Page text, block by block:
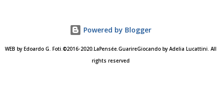
dormire’. È il male di una società che impone dei ritmi”,
soltanto una. Oltre al GHB (acido gamma-idrossibutirrico) ,
noto anche come “ecstasy liquida” c’è il GBL (gamma-
Powered by Blogger
WEB by Edoardo G. Foti.©2016-2020.LaPensée.GuarireGiocando by Adelia Lucattini. All
rights reserved